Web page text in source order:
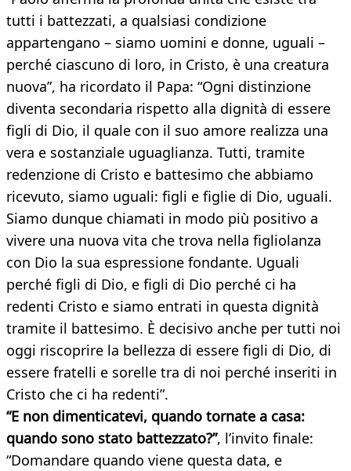
tutti i battezzati, a qualsiasi condizione
appartengano – siamo uomini e donne, uguali –
perché ciascuno di loro, in Cristo, è una creatura
nuova”, ha ricordato il Papa: “Ogni distinzione
diventa secondaria rispetto alla dignità di essere
figli di Dio, il quale con il suo amore realizza una
vera e sostanziale uguaglianza. Tutti, tramite
redenzione di Cristo e battesimo che abbiamo
ricevuto, siamo uguali: figli e figlie di Dio, uguali.
Siamo dunque chiamati in modo più positivo a
vivere una nuova vita che trova nella figliolanza
con Dio la sua espressione fondante. Uguali
perché figli di Dio, e figli di Dio perché ci ha
redenti Cristo e siamo entrati in questa dignità
tramite il battesimo. È decisivo anche per tutti noi
oggi riscoprire la bellezza di essere figli di Dio, di
essere fratelli e sorelle tra di noi perché inseriti in
Cristo che ci ha redenti”.
“E non dimenticatevi, quando tornate a casa:
quando sono stato battezzato?”, l’invito finale:
“Domandare quando viene questa data, e